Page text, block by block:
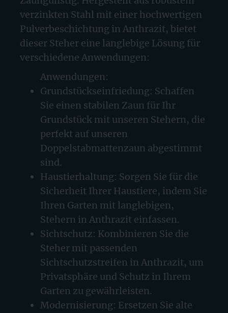
verzinkten Stahl mit einer hochwertigen
Pulverbeschichtung in Anthrazit, bietet
dieser Steher eine langlebige Lösung für
verschiedene Anwendungen:
Anwendungen:
Grundstückseinfriedung: Schaffen
Sie einen stabilen Zaun für Ihr
Grundstück mit unseren Stehern, die
perfekt auf unseren
Doppelstabmattenzaun abgestimmt
sind.
Haustierhaltung: Sorgen Sie für die
Sicherheit Ihrer Haustiere, indem Sie
Ihren Garten mit langlebigen,
Stehern in Anthrazit einfassen.
Sichtschutz: Kombinieren Sie die
Steher mit passenden
Sichtschutzstreifen in Anthrazit, um
Privatsphäre und Schutz in Ihrem
Garten zu gewährleisten.
Modernisierung: Ersetzen Sie alte